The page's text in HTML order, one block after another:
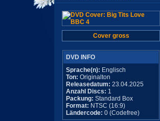
Cover gross
DVD INFO
Sprache(n): Englisch
Ton: Originalton
Releasedatum: 23.04.2025
Anzahl Discs: 1
Packung: Standard Box
Format: NTSC (16:9)
Ländercode: 0 (Codefree)